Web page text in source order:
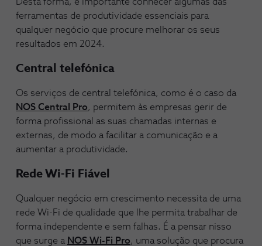
ferramentas de produtividade essenciais para
qualquer negócio que procure melhorar os seus
resultados em 2024.
Central telefónica
Os serviços de central telefónica, como é o caso da
NOS Central Pro, permitem às empresas gerir de
forma profissional as suas chamadas internas e
externas, de modo a facilitar a comunicação e a
aumentar a produtividade.
Rede Wi-Fi Fiável
Qualquer negócio em crescimento necessita de uma
rede Wi-Fi de qualidade que lhe permita trabalhar de
forma independente e sem falhas. É a pensar nisso
que surge a NOS Wi-Fi Pro, uma solução que procura